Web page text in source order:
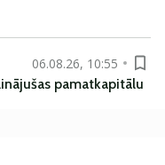
06.08.26, 10:55
pamatkapitālu